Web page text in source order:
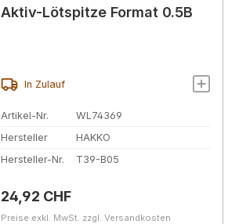
Aktiv-Lötspitze Format 0.5B
In Zulauf
Artikel-Nr.
WL74369
Hersteller
HAKKO
Hersteller-Nr.
T39-B05
Regulärer Preis:
24,92 CHF
Preise exkl. MwSt. zzgl. Versandkosten